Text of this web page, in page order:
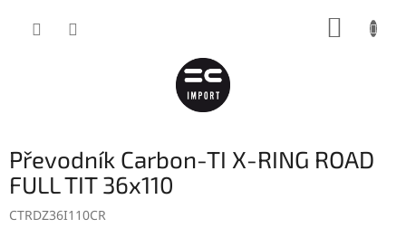
Převodník Carbon-TI X-RING ROAD
FULL TIT 36x110
CTRDZ36I110CR